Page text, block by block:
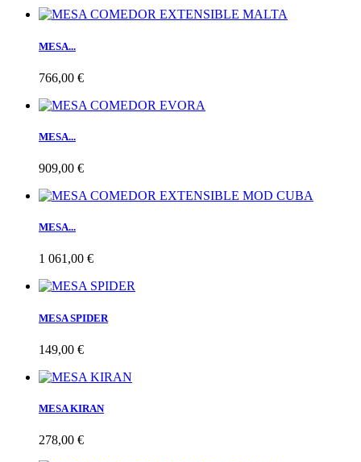
MESA...
766,00 €
MESA...
909,00 €
MESA...
1 061,00 €
MESA SPIDER
149,00 €
MESA KIRAN
278,00 €